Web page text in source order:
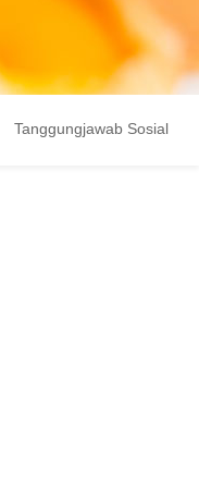
Tanggungjawab Sosial